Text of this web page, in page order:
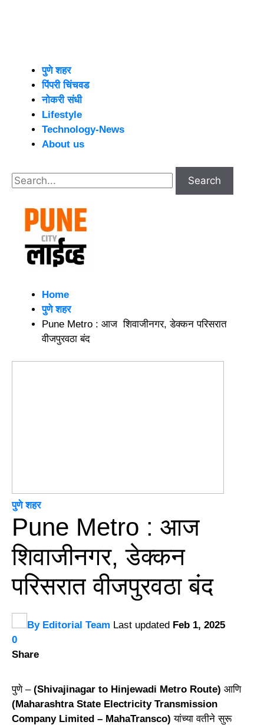
पुणे शहर
पिंपरी चिंचवड
नोकरी संधी
Lifestyle
Technology-News
About us
Home
पुणे शहर
Pune Metro : आज शिवाजीनगर, डेक्कन परिसरात
वीजपुरवठा बंद
पुणे शहर
Pune Metro : आज
शिवाजीनगर, डेक्कन
परिसरात वीजपुरवठा बंद
By Editorial Team Last updated Feb 1, 2025
0
Share
पुणे – (Shivajinagar to Hinjewadi Metro Route) आणि
(Maharashtra State Electricity Transmission
Company Limited – MahaTransco) यांच्या वतीने सुरू